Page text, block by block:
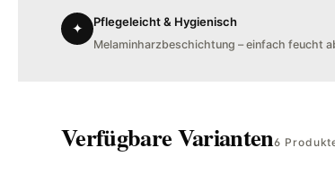
✦ Pflegeleicht & Hygienisch
Melaminharzbeschichtung – einfach feucht
Verfügbare Varianten6